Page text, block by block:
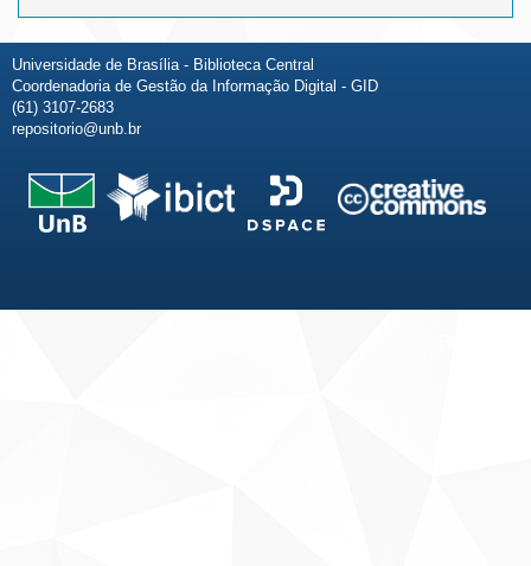
Universidade de Brasília - Biblioteca Central
Coordenadoria de Gestão da Informação Digital - GID
(61) 3107-2683
repositorio@unb.br